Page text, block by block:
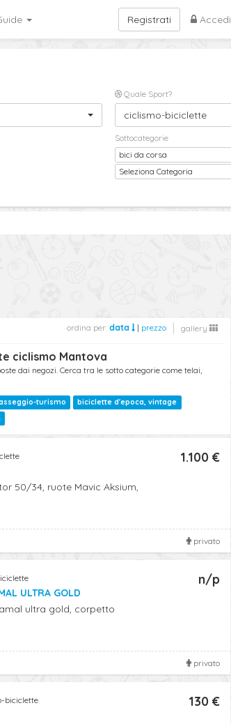
Accedi
Registrati
Quale Sport?
ciclismo-biciclette
Sottocategorie
bici da corsa
Sottocategoria
2
Seleziona Categoria
ordina per: data | prezzo gallery
ciclismo Mantova
dai negozi. Cerca tra le sotto categorie come telai,
turismo
biciclette d'epoca, vintage
50/34, ruote Mavic Aksium,
1.100 €
privato
ULTRA GOLD
ultra gold, corpetto
n/p
privato
biciclette 130 €